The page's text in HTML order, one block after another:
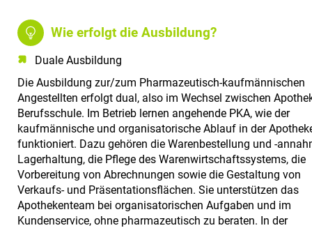
Wie erfolgt die Ausbildung?
Duale Ausbildung
Die Ausbildung zur/zum Pharmazeutisch-kaufmännischen
Angestellten erfolgt dual, also im Wechsel zwischen
Berufsschule. Im Betrieb lernen angehende PKA, wie der
kaufmännische und organisatorische Ablauf in der
funktioniert. Dazu gehören die Warenbestellung und -
Lagerhaltung, die Pflege des Warenwirtschaftssystems, die
Vorbereitung von Abrechnungen sowie die Gestaltung von
Verkaufs- und Präsentationsflächen. Sie unterstützen das
Apothekenteam bei organisatorischen Aufgaben und im
Kundenservice, ohne pharmazeutisch zu beraten. In der